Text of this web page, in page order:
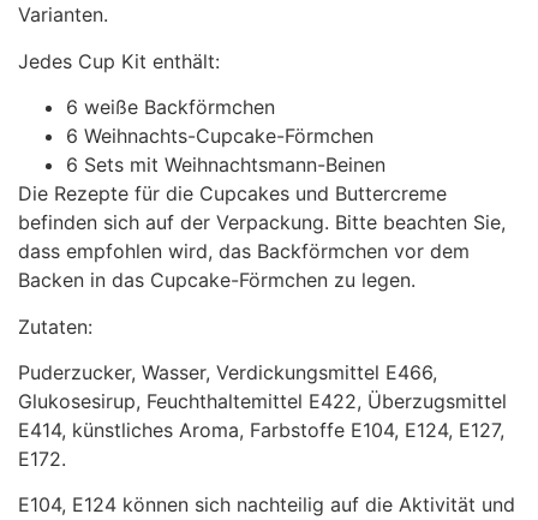
Varianten.
Jedes Cup Kit enthält:
6 weiße Backförmchen
6 Weihnachts-Cupcake-Förmchen
6 Sets mit Weihnachtsmann-Beinen
Die Rezepte für die Cupcakes und Buttercreme
befinden sich auf der Verpackung. Bitte beachten Sie,
dass empfohlen wird, das Backförmchen vor dem
Backen in das Cupcake-Förmchen zu legen.
Zutaten:
Puderzucker, Wasser, Verdickungsmittel E466,
Glukosesirup, Feuchthaltemittel E422, Überzugsmittel
E414, künstliches Aroma, Farbstoffe E104, E124, E127,
E172.
E104, E124 können sich nachteilig auf die Aktivität und